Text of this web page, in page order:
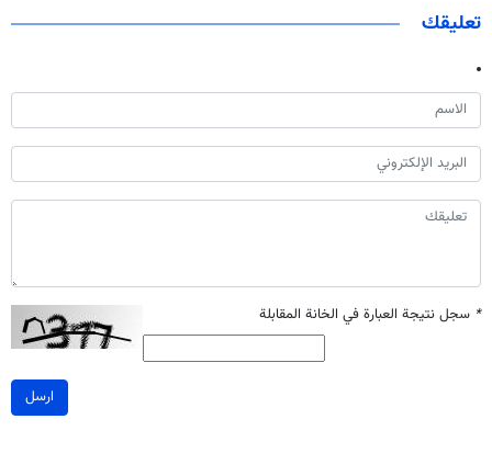
تعليقك
* سجل نتيجة العبارة في الخانة المقابلة
ارسل